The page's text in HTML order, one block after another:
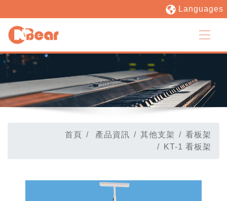
Languages
首頁 產品資訊 其他支架
看板架
KT-1 看板架